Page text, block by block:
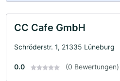
CC Cafe GmbH
Schröderstr. 1, 21335 Lüneburg
0.0 (0 Bewertungen)